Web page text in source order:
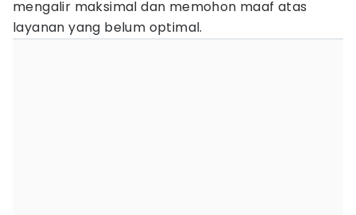
mengalir maksimal dan memohon maaf atas
layanan yang belum optimal.